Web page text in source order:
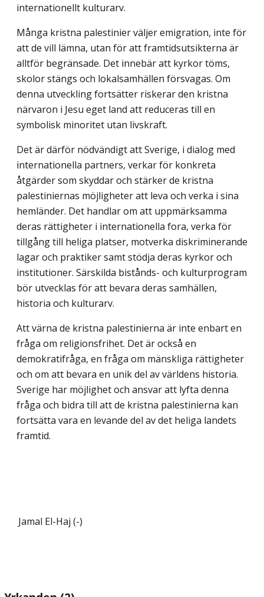
internationellt kulturarv.
Många kristna palestinier väljer emigration, inte för
att de vill lämna, utan för att framtidsutsikterna är
alltför begränsade. Det innebär att kyrkor töms,
skolor stängs och lokalsamhällen försvagas. Om
denna utveckling fortsätter riskerar den kristna
närvaron i Jesu eget land att reduceras till en
symbolisk minoritet utan livskraft.
Det är därför nödvändigt att Sverige, i dialog med
internationella partners, verkar för konkreta
åtgärder som skyddar och stärker de kristna
palestiniernas möjligheter att leva och verka i sina
hemländer. Det handlar om att uppmärksamma
deras rättigheter i internationella fora, verka för
tillgång till heliga platser, motverka diskriminerande
lagar och praktiker samt stödja deras kyrkor och
institutioner. Särskilda bistånds- och kultur­program
bör utvecklas för att bevara deras samhällen,
historia och kulturarv.
Att värna de kristna palestinierna är inte enbart en
fråga om religionsfrihet. Det är också en
demokratifråga, en fråga om mänskliga rättigheter
och om att bevara en unik del av världens historia.
Sverige har möjlighet och ansvar att lyfta denna
fråga och bidra till att de kristna palestinierna kan
fortsätta vara en levande del av det heliga landets
framtid.
Jamal El-Haj (-)